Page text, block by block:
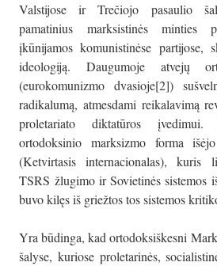
Valstijose ir Trečiojo pasaulio
pamatinius marksistinės minties
įkūnijamos komunistinėse partijose,
ideologiją. Daugumoje atvejų
(eurokomunizmo dvasioje[2])
radikalumą, atmesdami reikalavimą
proletariato diktatūros įvedimui.
ortodoksinio marksizmo forma
(Ketvirtasis internacionalas), kuris
TSRS žlugimo ir Sovietinės sistemos
buvo kilęs iš griežtos tos sistemos
Yra būdinga, kad ortodoksiškesni
šalyse, kuriose proletarinės,